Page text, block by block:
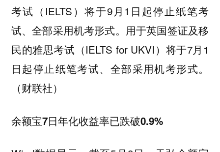
考试（IELTS）将于9月1日起停止纸笔考
试、全部采用机考形式。用于英国签证及移
民的雅思考试（IELTS for UKVI）将于7月1
日起停止纸笔考试、全部采用机考形式。
（财联社）
余额宝7日年化收益率已跌破0.9%